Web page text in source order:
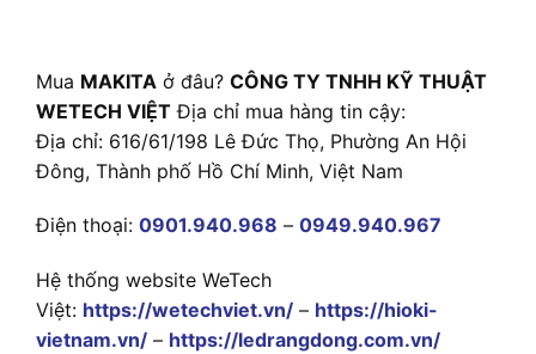
Mua MAKITA ở đâu? CÔNG TY TNHH KỸ THUẬT
WETECH VIỆT Địa chỉ mua hàng tin cậy:
Địa chỉ: 616/61/198 Lê Đức Thọ, Phường An Hội
Đông, Thành phố Hồ Chí Minh, Việt Nam
Điện thoại: 0901.940.968 – 0949.940.967
Hệ thống website WeTech
Việt: https://wetechviet.vn/ – https://hioki-
vietnam.vn/ – https://ledrangdong.com.vn/